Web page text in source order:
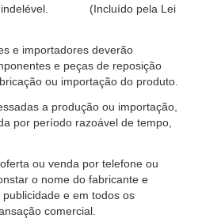
indelével. (Incluído pela Lei
e importadores deverão
e peças de reposição
ou importação do produto.
a produção ou importação,
por período razoável de tempo,
ou venda por telefone ou
o nome do fabricante e
e em todos os
comercial.